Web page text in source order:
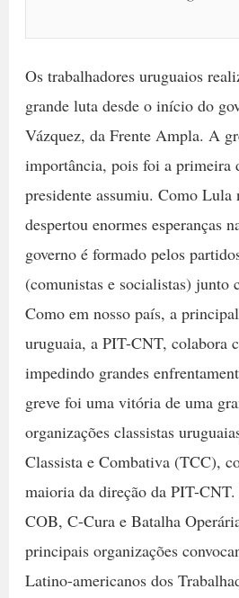
Os trabalhadores uruguaios
grande luta desde o início do
Vázquez, da Frente Ampla. A
importância, pois foi a primeira
presidente assumiu. Como
despertou enormes esperanças
governo é formado pelos
(comunistas e socialistas) junto
Como em nosso país, a
uruguaia, a PIT-CNT, colabora
impedindo grandes
greve foi uma vitória de uma
organizações classistas
Classista e Combativa (TCC),
maioria da direção da PIT-
COB, C-Cura e Batalha
principais organizações
Latino-americanos dos